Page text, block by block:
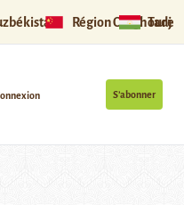
Région Ouïghoure
S’abonner